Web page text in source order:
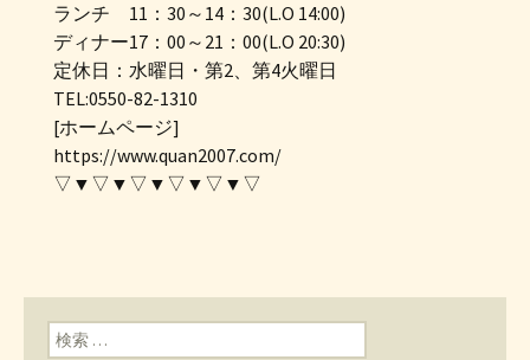
ランチ 11：30～14：30(L.O 14:00)
ディナー17：00～21：00(L.O 20:30)
定休日：水曜日・第2、第4火曜日
TEL:0550-82-1310
[ホームページ]
https://www.quan2007.com/
▽▼▽▼▽▼▽▼▽▼▽
検索: